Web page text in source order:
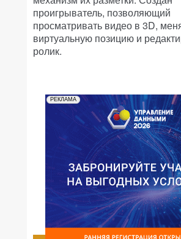
проигрыватель, позволяющий
просматривать видео в 3D,
виртуальную позицию и
ролик.
РЕКЛАМА